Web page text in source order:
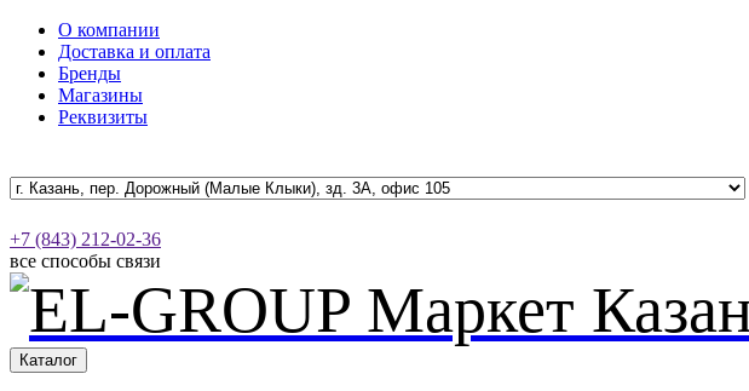
О компании
Доставка и оплата
Бренды
Магазины
Реквизиты
+7 (843) 212-02-36
все способы связи
Каталог